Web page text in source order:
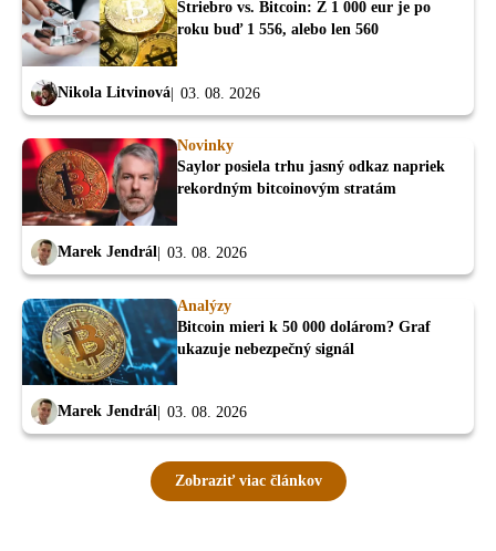
Striebro vs. Bitcoin: Z 1 000 eur je po
roku buď 1 556, alebo len 560
Nikola Litvinová 03. 08. 2026
Novinky
Saylor posiela trhu jasný odkaz napriek
rekordným bitcoinovým stratám
Marek Jendrál 03. 08. 2026
Analýzy
Bitcoin mieri k 50 000 dolárom? Graf
ukazuje nebezpečný signál
Marek Jendrál 03. 08. 2026
Zobraziť viac článkov